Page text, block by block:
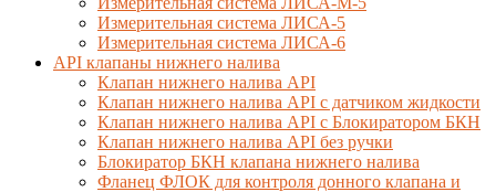
Измерительная система ЛИСА-5
Измерительная система ЛИСА-6
API клапаны нижнего налива
Клапан нижнего налива API
Клапан нижнего налива API с датчиком жидкости
Клапан нижнего налива API с Блокиратором БКН
Клапан нижнего налива API без ручки
Блокиратор БКН клапана нижнего налива
Фланец ФЛОК для контроля донного клапана и